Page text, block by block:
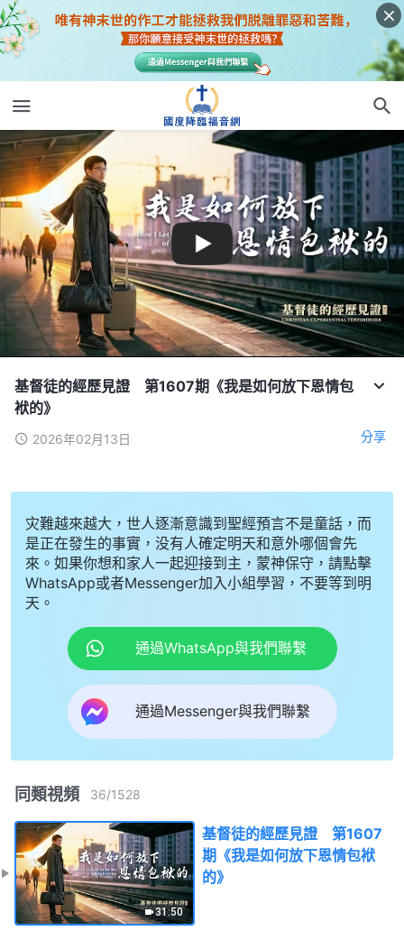
基督徒的經歷見證 第1607期《我是如何放下恩情包
袱的》
2026年02月13日 分享
灾難越來越大，世人逐漸意識到聖經預言不是童話，而
是正在發生的事實，没有人確定明天和意外哪個會先
來。如果你想和家人一起迎接到主，蒙神保守，請點擊
WhatsApp或者Messenger加入小組學習，不要等到明
天。
通過WhatsApp與我們聯繫
通過Messenger與我們聯繫
同類視頻 36/1528
31:50
基督徒的經歷見證 第1607
期《我是如何放下恩情包袱
的》